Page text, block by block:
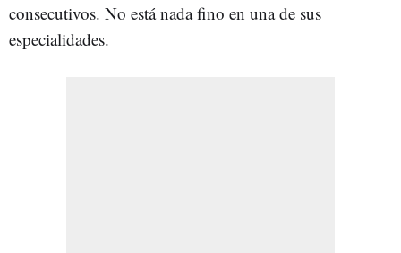
consecutivos. No está nada fino en una de sus
especialidades.